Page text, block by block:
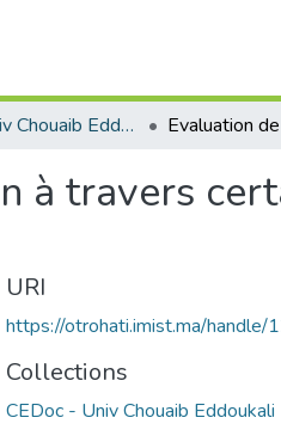
CEDoc - Univ Chouaib Eddoukali
à travers
URI
https://otrohati.imist.ma/
Collections
CEDoc - Univ Chouaib Eddoukali